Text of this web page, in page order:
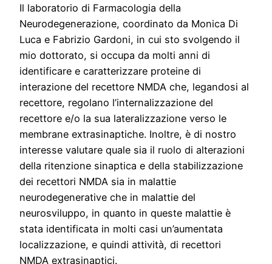
Il laboratorio di Farmacologia della
Neurodegenerazione, coordinato da Monica Di
Luca e Fabrizio Gardoni, in cui sto svolgendo il
mio dottorato, si occupa da molti anni di
identificare e caratterizzare proteine di
interazione del recettore NMDA che, legandosi al
recettore, regolano l’internalizzazione del
recettore e/o la sua lateralizzazione verso le
membrane extrasinaptiche. Inoltre, è di nostro
interesse valutare quale sia il ruolo di alterazioni
della ritenzione sinaptica e della stabilizzazione
dei recettori NMDA sia in malattie
neurodegenerative che in malattie del
neurosviluppo, in quanto in queste malattie è
stata identificata in molti casi un’aumentata
localizzazione, e quindi attività, di recettori
NMDA extrasinaptici.